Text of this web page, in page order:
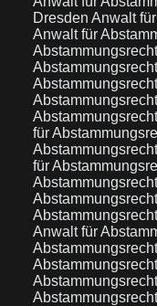
Dresden Anwalt
Anwalt für
für
für
Anwalt für